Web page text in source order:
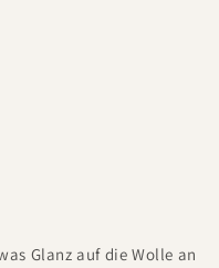
Glanz auf die Wolle an